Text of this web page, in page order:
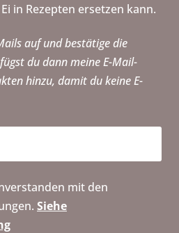
in Rezepten ersetzen kann.
auf und bestätige die
du dann meine E-Mail-
hinzu, damit du keine E-
mit den
Siehe